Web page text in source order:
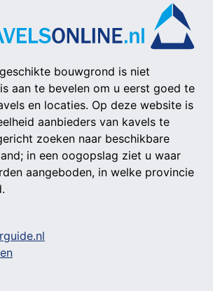
bouwgrond is niet
aan te bevelen om u eerst goed te
en locaties. Op deze website is
aanbieders van kavels te
zoeken naar beschikbare
in een oogopslag ziet u waar
aangeboden, in welke provincie